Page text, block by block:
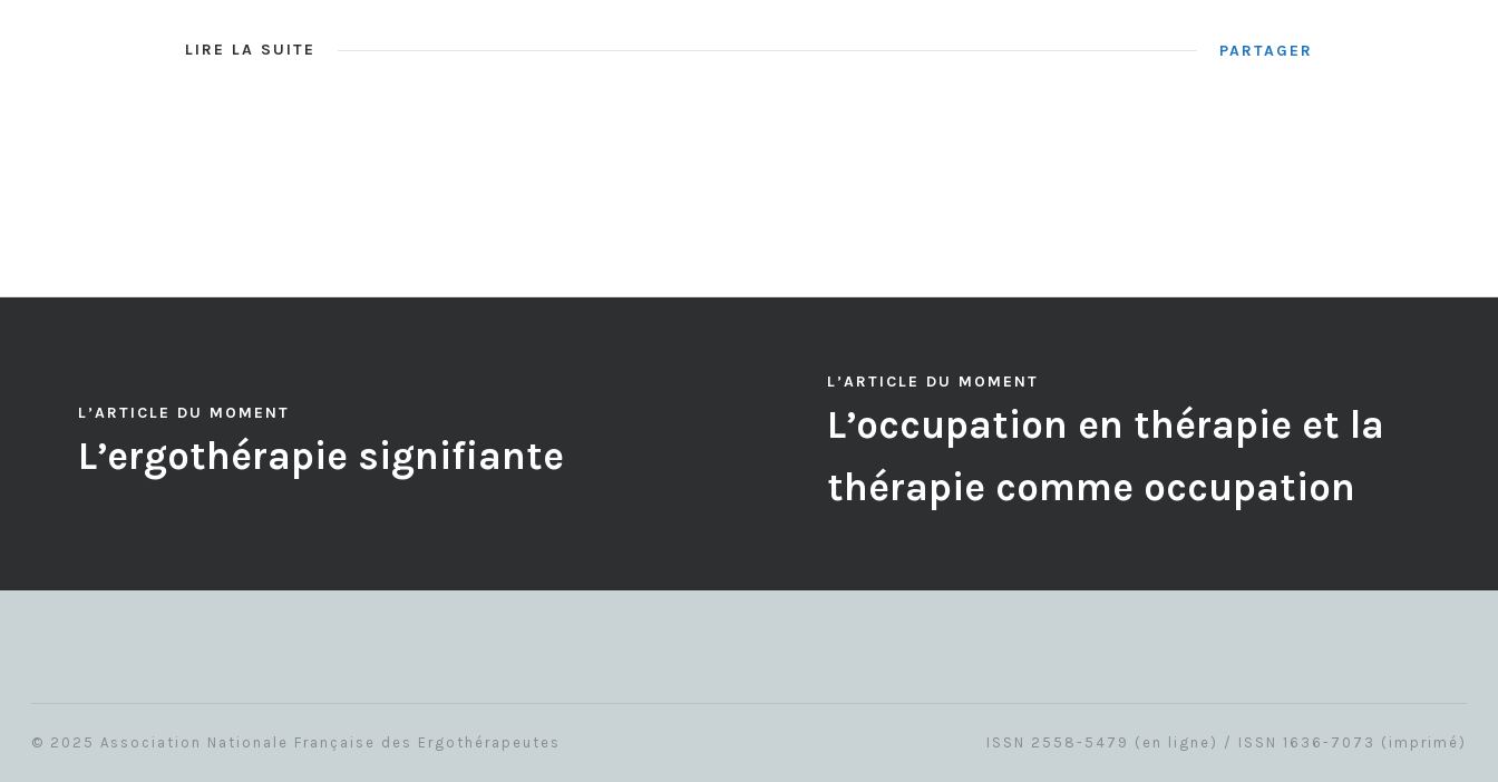
LIRE LA SUITE PARTAGER
L’ARTICLE DU MOMENT
L’ergothérapie signifiante
L’ARTICLE DU MOMENT
L’occupation en thérapie et la
thérapie comme occupation
© 2025 Association Nationale Française des Ergothérapeutes ISSN 2558-5479 (en ligne) / ISSN 1636-7073 (imprimé)